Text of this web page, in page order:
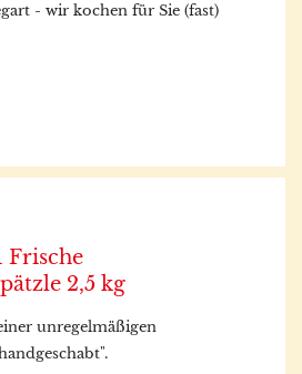
- wir kochen für Sie (fast)
Frische
2,5 kg
unregelmäßigen